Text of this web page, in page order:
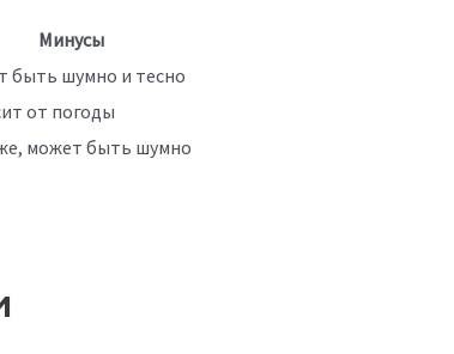
Минусы
быть шумно и тесно
от погоды
может быть шумно